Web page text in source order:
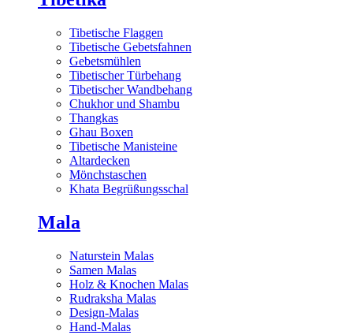
Tibetische Flaggen
Tibetische Gebetsfahnen
Gebetsmühlen
Tibetischer Türbehang
Tibetischer Wandbehang
Chukhor und Shambu
Thangkas
Ghau Boxen
Tibetische Manisteine
Altardecken
Mönchstaschen
Khata Begrüßungsschal
Mala
Naturstein Malas
Samen Malas
Holz & Knochen Malas
Rudraksha Malas
Design-Malas
Hand-Malas